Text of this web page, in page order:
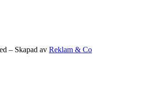
– Skapad av Reklam & Co